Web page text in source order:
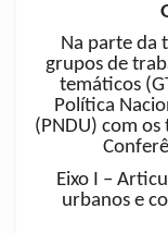
Na parte da
grupos de
temáticos
Política
(PNDU) com
Eixo I –
urbanos e